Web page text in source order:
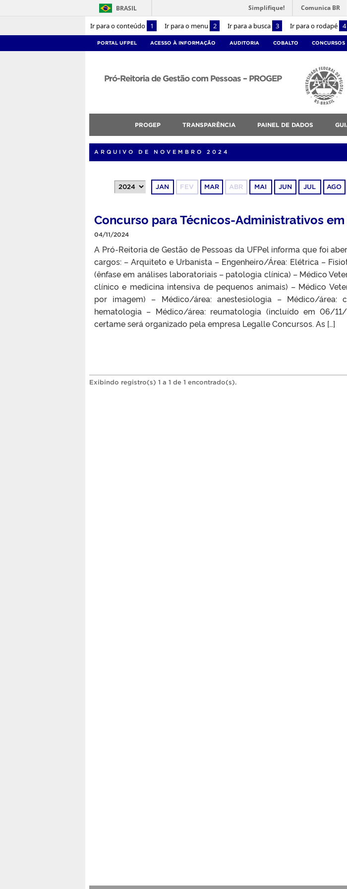
Ir para o conteúdo 1 Ir para o menu 2 Ir para a busca 3 Ir para o rodapé 4
BRASIL Simplifique! Comunica BR
PORTAL UFPEL ACESSO À INFORMAÇÃO AUDITORIA COBALTO CONCURSOS
Pró-Reitoria de Gestão com Pessoas – PROGEP
PROGEP TRANSPARÊNCIA PAINEL DE DADOS
ARQUIVO DE NOVEMBRO 2024
JAN FEV MAR ABR MAI JUN JUL AGO
Concurso para Técnicos-Administrativos
04/11/2024
A Pró-Reitoria de Gestão de Pessoas da UFPel informa que foi
cargos: – Arquiteto e Urbanista – Engenheiro/Área: Elétrica –
(ênfase em análises laboratoriais – patologia clínica) – Médico
clínico e medicina intensiva de pequenos animais) – Médico
por imagem) – Médico/área: anestesiologia – Médico/área:
hematologia – Médico/área: reumatologia (incluído em 06/
certame será organizado pela empresa Legalle Concursos. As […]
Exibindo registro(s) 1 a 1 de 1 encontrado(s).